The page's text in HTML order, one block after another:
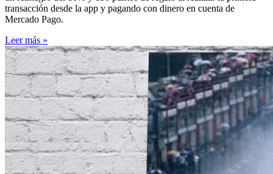
transacción desde la app y pagando con dinero en cuenta de
Mercado Pago.
Leer más »